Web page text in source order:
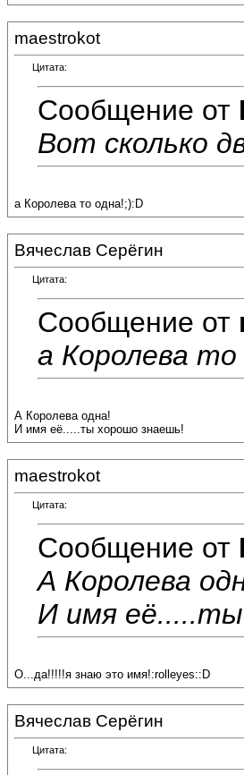
maestrokot
Цитата:
Сообщение от
Вот сколько
а Королева то одна!;):D
Вячеслав Серёгин
Цитата:
Сообщение от
а Королева то
А Королева одна!
И имя её.....ты хорошо знаешь!
maestrokot
Цитата:
Сообщение от
А Королева
И имя
О...да!!!!!я знаю это имя!:rolleyes::D
Вячеслав Серёгин
Цитата: